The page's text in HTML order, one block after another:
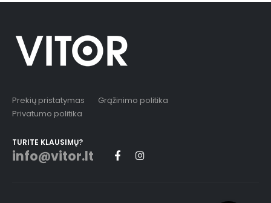
Prekių pristatymas
Grąžinimo politika
Privatumo politika
TURITE KLAUSIMŲ?
info@vitor.lt